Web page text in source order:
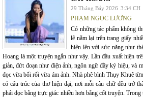
29 Tháng Bảy 2026 3:34 CH
PHẠM NGỌC LƯƠNG
Có những tác phẩm không
lẽ nằm lại trên trang giấy
hiện lên với sức nặng như
Hoang là một truyện ngắn như vậy. Lần đầu xuất hiện
giản, đứt đoạn như điện ảnh, ngôn ngữ đầy ký hiệu, và
đọc vừa bối rối vừa ám ảnh. Nhà phê bình Thụy Khuê
có cấu trúc của thơ hiện đại, nơi mỗi câu chữ đều trở
phải đọc bằng trực giác nhiều hơn bằng cốt truyện.